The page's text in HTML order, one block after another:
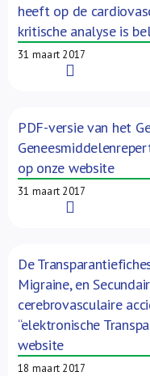
heeft op de
kritische analyse is
31 maart 2017
PDF-versie van het
op onze website
31 maart 2017
De
Migraine, en
cerebrovasculaire
“elektronische
website
18 maart 2017